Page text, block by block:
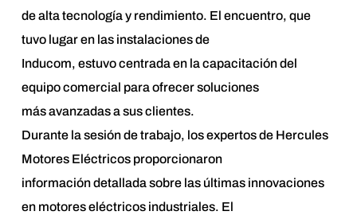
de alta tecnología y rendimiento. El encuentro, que
tuvo lugar en las instalaciones de
Inducom, estuvo centrada en la capacitación del
equipo comercial para ofrecer soluciones
más avanzadas a sus clientes.
Durante la sesión de trabajo, los expertos de Hercules
Motores Eléctricos proporcionaron
información detallada sobre las últimas innovaciones
en motores eléctricos industriales. El